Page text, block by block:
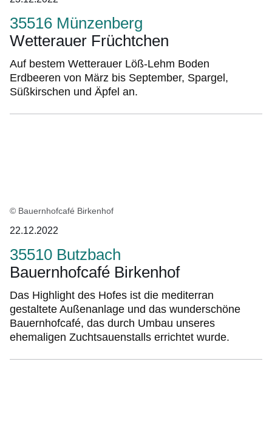
35516 Münzenberg
Wetterauer Früchtchen
Auf bestem Wetterauer Löß-Lehm Boden
Erdbeeren von März bis September, Spargel,
Süßkirschen und Äpfel an.
© Bauernhofcafé Birkenhof
22.12.2022
35510 Butzbach
Bauernhofcafé Birkenhof
Das Highlight des Hofes ist die mediterran
gestaltete Außenanlage und das wunderschöne
Bauernhofcafé, das durch Umbau unseres
ehemaligen Zuchtsauenstalls errichtet wurde.